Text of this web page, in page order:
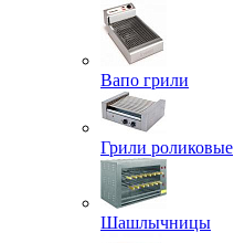
Вапо грили
Грили роликовые
Шашлычницы